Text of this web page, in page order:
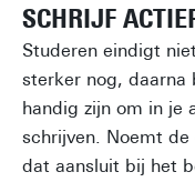
SCHRIJF
Studeren eindigt
sterker nog, daarna
handig zijn om in je
schrijven. Noemt
dat aansluit bij het